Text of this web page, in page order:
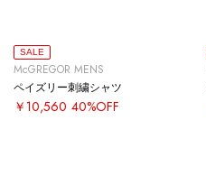
SALE
McGREGOR MENS
ペイズリー刺繍シャツ
￥10,560 40%OFF